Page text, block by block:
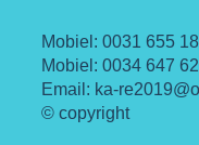
Mobiel: 0031 655
Mobiel: 0034 647
Email: ka-
© copyright